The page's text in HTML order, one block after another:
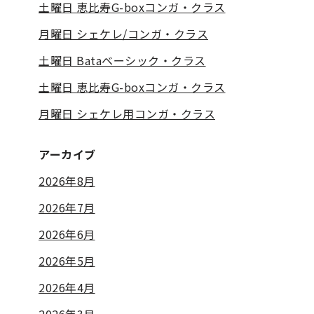
土曜日 恵比寿G-boxコンガ・クラス
月曜日 シェケレ/コンガ・クラス
土曜日 Bataベーシック・クラス
土曜日 恵比寿G-boxコンガ・クラス
月曜日 シェケレ用コンガ・クラス
アーカイブ
2026年8月
2026年7月
2026年6月
2026年5月
2026年4月